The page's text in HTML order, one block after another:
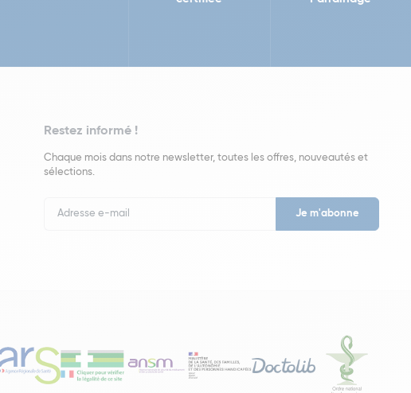
Restez informé !
Chaque mois dans notre newsletter, toutes les offres, nouveautés et
sélections.
Newsletter